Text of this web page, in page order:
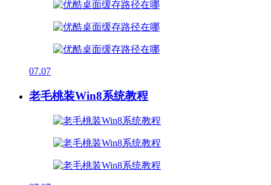
07.07
老毛桃装Win8系统教程